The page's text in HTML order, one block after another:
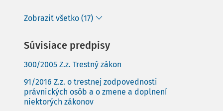
Zobraziť všetko (17)
Súvisiace predpisy
300/2005 Z.z. Trestný zákon
91/2016 Z.z. o trestnej zodpovednosti
právnických osôb a o zmene a doplnení
niektorých zákonov